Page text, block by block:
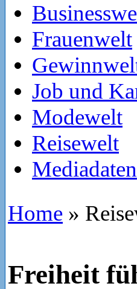
Frauenwelt
Job und
Modewelt
Reisewelt
Mediadaten
Home »
Freiheit